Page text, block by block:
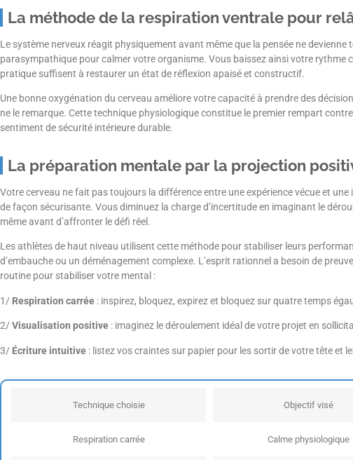
La méthode de la respiration ventrale pour
Le système nerveux réagit physiquement avant même que la pensée ne
parasympathique pour calmer votre organisme. Vous baissez ainsi votre
pratique suffisent à restaurer un état de réflexion apaisé et constructif.
Une bonne oxygénation du cerveau améliore votre capacité à prendre des
ne le remarque. Cette technique physiologique constitue le premier rempart
sentiment de sécurité intérieure durable.
La préparation mentale par la projection
Votre cerveau ne fait pas toujours la différence entre une expérience vécue et
de façon sécurisante. Vous diminuez la charge d’incertitude en imaginant le
même avant d’affronter le défi réel.
Les athlètes de haut niveau utilisent cette méthode pour stabiliser leurs
d’embauche ou un déménagement complexe. L’esprit rationnel a besoin de
routine pour stabiliser votre mental :
1/ Respiration carrée : inspirez, bloquez, expirez et bloquez sur quatre temps
2/ Visualisation positive : imaginez le déroulement idéal de votre projet en
3/ Écriture intuitive : listez vos craintes sur papier pour les sortir de votre tête et
Technique choisie Objectif visé
Respiration carrée Calme physiologique